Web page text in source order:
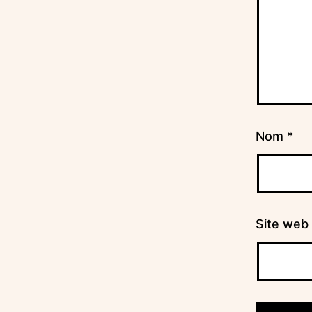
Nom *
Site web